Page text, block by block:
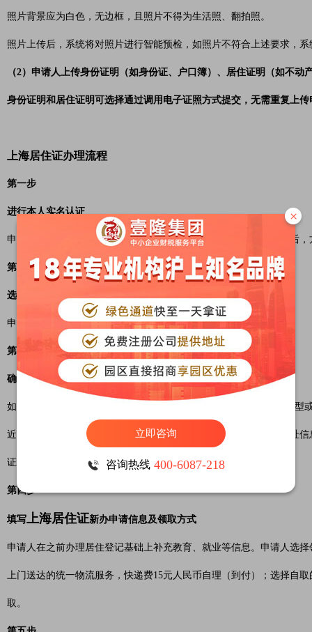
照片背景应为白色，无边框，且照片不得为生活照、翻拍照。
照片上传后，系统将对照片进行智能预检，如照片不符合上述要求，
（2）申请人上传身份证明（如身份证、户口簿）、居住证明（如不
身份证明和居住证明可选择通过调用电子证照方式提交，无需重复上传
上海居住证办理流程
第一步
进行本人实名认证
申请人本人通过人脸识别进行实人认证，认证通过后阅读申领须知后
第二步
选择办理方式
申请人选择办理方式（本人办理或为他人办理）。
第三步
确认是否变更住所种类
如申请人近6个月内住所种类及居住地址发生变更（指变更了住所类
近亲属租赁住房等），即与当时办理居住登记时住所种类和居住地址
证明材料。如未发生变更，则可跳过此步。
第四步
填写上海居住证新办申请信息及领取方式
申请人在之前办理居住登记基础上补充教育、就业等信息。申请人选
上门送达的统一物流服务，快递费15元人民币自理（到付）；选择自
取。
×
立即咨询
咨询热线 400-6087-218